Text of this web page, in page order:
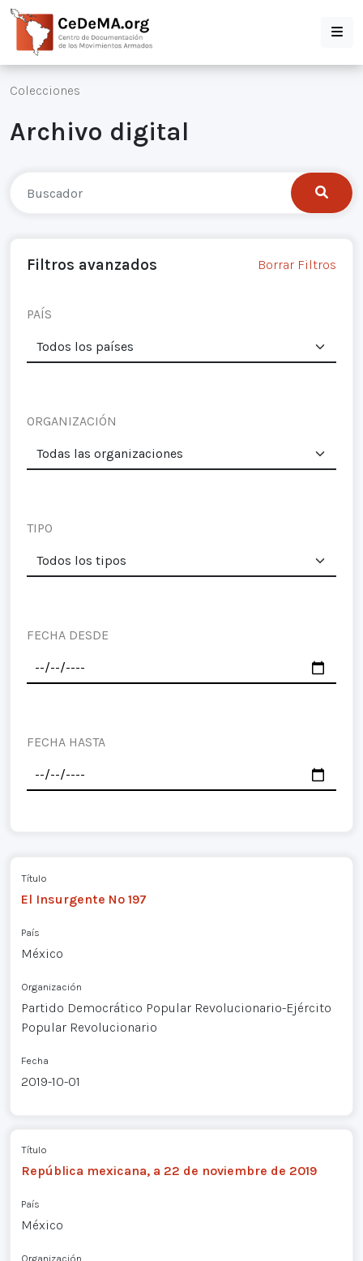
Colecciones
Archivo digital
Filtros avanzados Borrar Filtros
PAÍS
ORGANIZACIÓN
TIPO
FECHA DESDE
FECHA HASTA
Título
El Insurgente Nº 197
País
México
Organización
Partido Democrático Popular Revolucionario-Ejército
Popular Revolucionario
Fecha
2019-10-01
Título
República mexicana, a 22 de noviembre de 2019
País
México
Organización